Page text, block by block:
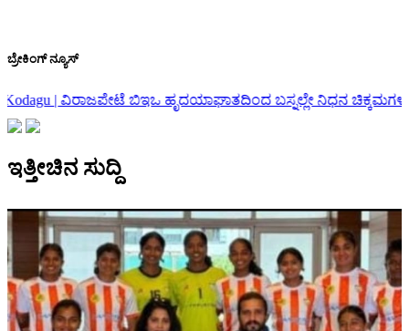
ಬ್ರೇಕಿಂಗ್ ನ್ಯೂಸ್
ಬಸ್ನಲ್ಲೇ ನಿಧನಚಿಕ್ಕಮಗಳೂರು | ಅಜ್ಜಂಪುರ ಬಳಿ ಸಚಿವ
ಇತ್ತೀಚಿನ ಸುದ್ದಿ